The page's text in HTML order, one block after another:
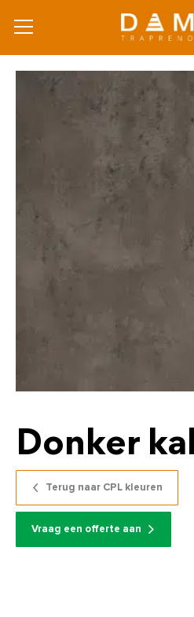
Donker
Terug naar CPL kleuren
Vraag een offerte aan